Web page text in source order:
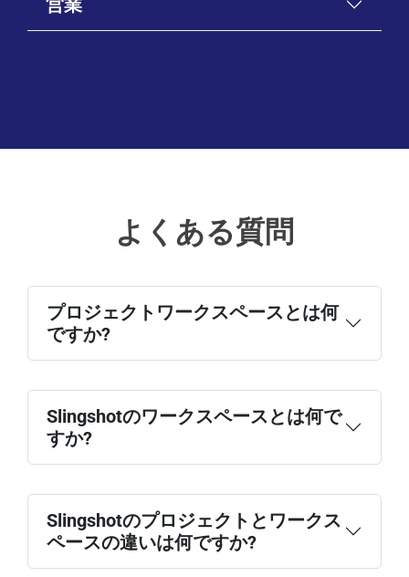
プロダクト起動
アカウントベースマーケティング
HubSpot営業
よくある質問
プロジェクトワークスペースとは何
ですか?
Slingshotのワークスペースとは何で
すか?
Slingshotのプロジェクトとワークス
ペースの違いは何ですか?